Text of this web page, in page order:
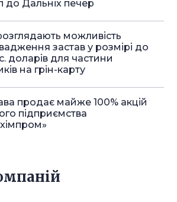
до Дальніх печер
можливість
застав у розмірі до
доларів для частини
на грін-карту
продає майже 100% акцій
підприємства